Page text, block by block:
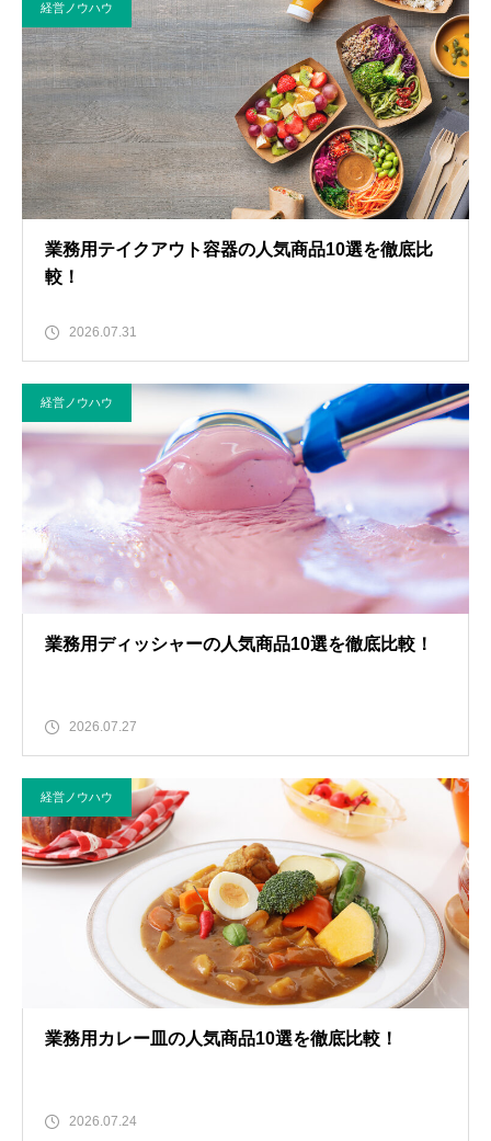
経営ノウハウ
業務用テイクアウト容器の人気商品10選を徹底比
較！
2026.07.31
経営ノウハウ
業務用ディッシャーの人気商品10選を徹底比較！
2026.07.27
経営ノウハウ
業務用カレー皿の人気商品10選を徹底比較！
2026.07.24